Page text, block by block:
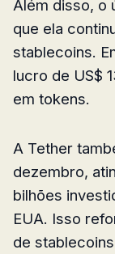
Além disso, o
que ela
stablecoins.
lucro de US$
em tokens.
A Tether
dezembro,
bilhões
EUA. Isso
de